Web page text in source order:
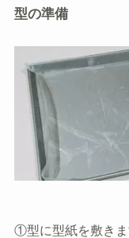
型の準備
①型に型紙を敷きま